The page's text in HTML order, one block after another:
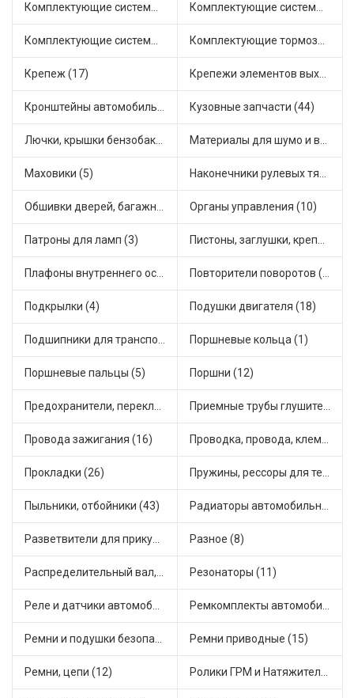
Комплектующие системы выпуска отработавших газов (14) Комплектующие системы отопления (28)
Комплектующие системы питания (21) Комплектующие тормозной системы (14)
Крепеж (17) Крепежи элементов выхлопной системы (3)
Кронштейны автомобильные (11) Кузовные запчасти (44)
Лючки, крышки бензобака (3) Материалы для шумо и виброизоляции (1)
Маховики (5) Наконечники рулевых тяг (18)
Обшивки дверей, багажника, потолков, накладки салона (4) Органы управления (10)
Патроны для ламп (3) Пистоны, заглушки, крепежные элементы (6)
Плафоны внутреннего освещения (1) Повторители поворотов (9)
Подкрылки (4) Подушки двигателя (18)
Подшипники для транспорта (24) Поршневые кольца (1)
Поршневые пальцы (5) Поршни (12)
Предохранители, переключатели, кнопки автомобильные (54) Приемные трубы глушителя (7)
Провода зажигания (16) Проводка, провода, клеммы и разъемы (19)
Прокладки (26) Пружины, рессоры для техники (7)
Пыльники, отбойники (43) Радиаторы автомобильные (10)
Разветвители для прикуривателя (4) Разное (8)
Распределительный вал, шестерни распределительного (5) Резонаторы (11)
Реле и датчики автомобильные (111) Ремкомплекты автомобильные (67)
Ремни и подушки безопасности (6) Ремни приводные (15)
Ремни, цепи (12) Ролики ГРМ и Натяжители (14)